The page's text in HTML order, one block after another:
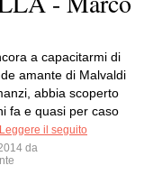
a capacitarmi di
amante di Malvaldi
abbia scoperto
fa e quasi per caso
Leggere il seguito
da